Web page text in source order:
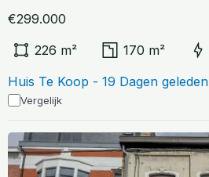
€299.000
226 m²
170 m²
Huis Te Koop - 19 Dagen geleden
Vergelijk